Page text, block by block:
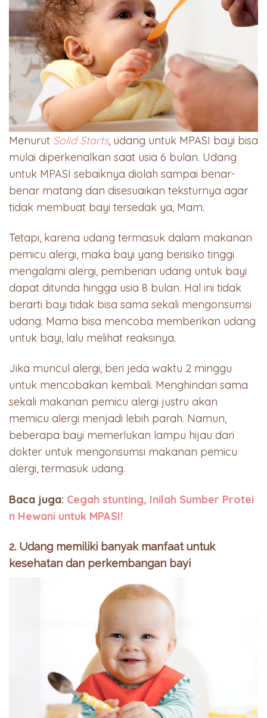
Menurut Solid Starts, udang untuk MPASI bayi bisa
mulai diperkenalkan saat usia 6 bulan. Udang
untuk MPASI sebaiknya diolah sampai benar-
benar matang dan disesuaikan teksturnya agar
tidak membuat bayi tersedak ya, Mam.
Tetapi, karena udang termasuk dalam makanan
pemicu alergi, maka bayi yang berisiko tinggi
mengalami alergi, pemberian udang untuk bayi
dapat ditunda hingga usia 8 bulan. Hal ini tidak
berarti bayi tidak bisa sama sekali mengonsumsi
udang. Mama bisa mencoba memberikan udang
untuk bayi, lalu melihat reaksinya.
Jika muncul alergi, beri jeda waktu 2 minggu
untuk mencobakan kembali. Menghindari sama
sekali makanan pemicu alergi justru akan
memicu alergi menjadi lebih parah. Namun,
beberapa bayi memerlukan lampu hijau dari
dokter untuk mengonsumsi makanan pemicu
alergi, termasuk udang.
Baca juga: Cegah stunting, Inilah Sumber Protei
n Hewani untuk MPASI!
2. Udang memiliki banyak manfaat untuk
kesehatan dan perkembangan bayi